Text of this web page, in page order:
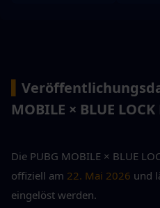
MOBILE × BLUE
Die PUBG MOBILE × BLUE
offiziell am 22. Mai 2026 und
eingelöst werden.